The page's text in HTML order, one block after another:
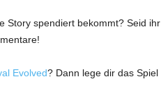
Story spendiert bekommt? Seid ihr
Evolved? Dann lege dir das Spiel